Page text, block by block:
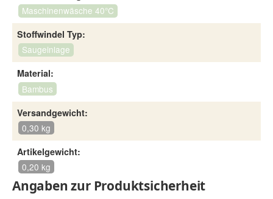
Maschinenwäsche 40°C
Stoffwindel Typ:
Saugeinlage
Material:
Bambus
Versandgewicht:
0,30 kg
Artikelgewicht:
0,20 kg
Angaben zur Produktsicherheit